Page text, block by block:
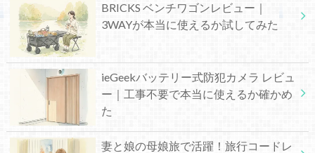
BRICKS ベンチワゴンレビュー｜
3WAYが本当に使えるか試してみた
ieGeekバッテリー式防犯カメラ レビュ
ー｜工事不要で本当に使えるか確かめ
た
妻と娘の母娘旅で活躍！旅行コードレ